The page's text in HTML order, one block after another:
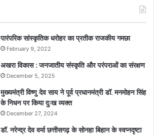
​​​​​​​पारंपरिक सांस्कृतिक धरोहर का प्रतीक राजकीय गमछा
February 9, 2022
अखरा विकास : जनजातीय संस्कृति और परंपराओं का संरक्षण
December 5, 2025
मुख्यमंत्री विष्णु देव साय ने पूर्व प्रधानमंत्री डॉ. मनमोहन सिंह
के निधन पर किया दुःख व्यक्त
December 27, 2024
डॉ. नरेन्द्र देव वर्मा छत्तीसगढ़ के सोनहा बिहान के स्वप्नदृष्टा